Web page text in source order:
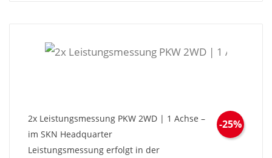
2x Leistungsmessung PKW 2WD | 1 Achse –
im SKN Headquarter
Leistungsmessung erfolgt in der
-25%